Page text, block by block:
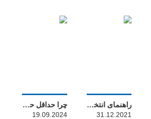
چرا حداقل حاشیه ها را تعیین می کنید؟ آیا حداقل هزینه از مرکز سوراخ تا لبه خم شده است یا به لبه مواد است؟ اگر حداقل حاشیه من کافی نباشد ، چه خطرات پنهانی وجود دارد؟
19.09.2024
راهنمای انتخاب مهره قفل
31.12.2021